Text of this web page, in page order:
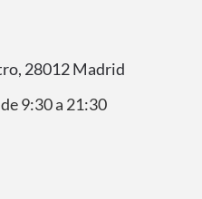
28012 Madrid
9:30a 21:30